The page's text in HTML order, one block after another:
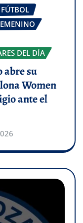
FÚTBOL
DEL DÍA
abre su
Women
ante el